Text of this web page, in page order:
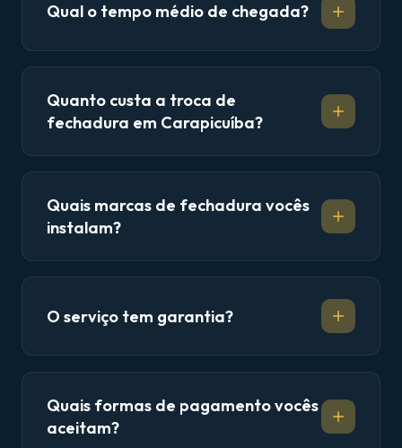
Qual o tempo médio de chegada?
Quanto custa a troca de
fechadura em Carapicuíba?
Quais marcas de fechadura vocês
instalam?
O serviço tem garantia?
Quais formas de pagamento vocês
aceitam?